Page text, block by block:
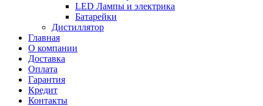
LED Лампы и электрика
Батарейки
Дистиллятор
Главная
О компании
Доставка
Оплата
Гарантия
Кредит
Контакты